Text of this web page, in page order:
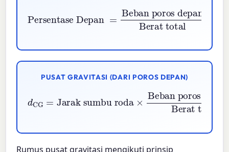
Persentase Depan=
×100
Persentase Depan
PUSAT GRAVITASI (DARI POROS DEPAN)
Berat total
Rumus pusat gravitasi mengikuti prinsip